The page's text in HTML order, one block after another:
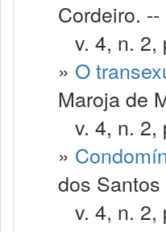
Cordeiro. --
v. 4, n. 2,
» O
Maroja de
v. 4, n. 2,
»
dos Santos
v. 4, n. 2,